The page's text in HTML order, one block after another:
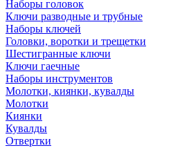
Наборы головок
Ключи разводные и трубные
Наборы ключей
Головки, воротки и трещетки
Шестигранные ключи
Ключи гаечные
Наборы инструментов
Молотки, киянки, кувалды
Молотки
Киянки
Кувалды
Отвертки